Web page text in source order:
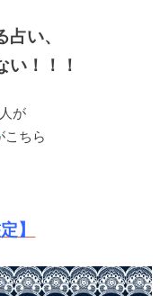
い、
い！！！
が
こちら
】